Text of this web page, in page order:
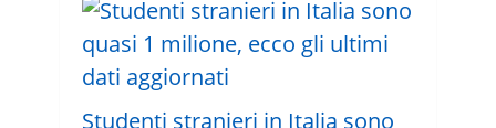
Studenti stranieri in Italia sono